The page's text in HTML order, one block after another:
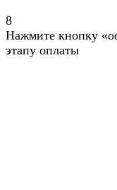
8
Нажмите кнопку
этапу оплаты